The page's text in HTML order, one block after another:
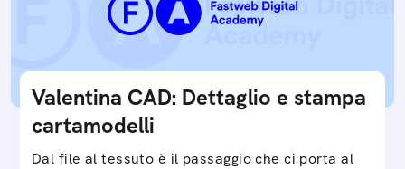
Valentina CAD: Dettaglio e stampa
cartamodelli
Dal file al tessuto è il passaggio che ci porta al